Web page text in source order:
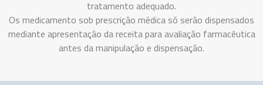
tratamento adequado.
Os medicamento sob prescrição médica só serão dispensados
mediante apresentação da receita para avaliação farmacêutica
antes da manipulação e dispensação.